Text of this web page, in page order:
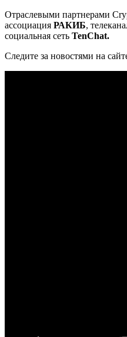
Отраслевыми партнерами
ассоциация РАКИБ,
социальная сеть TenChat.
Следите за новостями на